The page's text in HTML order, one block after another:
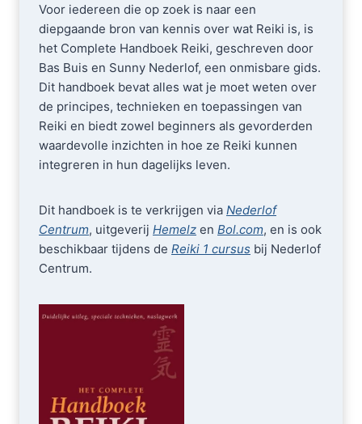
Voor iedereen die op zoek is naar een
diepgaande bron van kennis over wat Reiki is, is
het Complete Handboek Reiki, geschreven door
Bas Buis en Sunny Nederlof, een onmisbare gids.
Dit handboek bevat alles wat je moet weten over
de principes, technieken en toepassingen van
Reiki en biedt zowel beginners als gevorderden
waardevolle inzichten in hoe ze Reiki kunnen
integreren in hun dagelijks leven.
Dit handboek is te verkrijgen via Nederlof
Centrum, uitgeverij Hemelz en Bol.com, en is ook
beschikbaar tijdens de Reiki 1 cursus bij Nederlof
Centrum.